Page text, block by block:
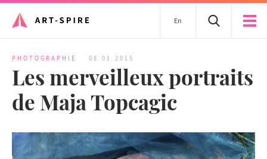
En
PHOTOGRAPHIE 08.01.2015
Les merveilleux portraits
de Maja Topcagic